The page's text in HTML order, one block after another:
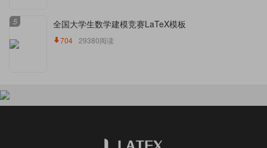
5 全国大学生数学建模竞赛LaTeX模板
704 29380阅读